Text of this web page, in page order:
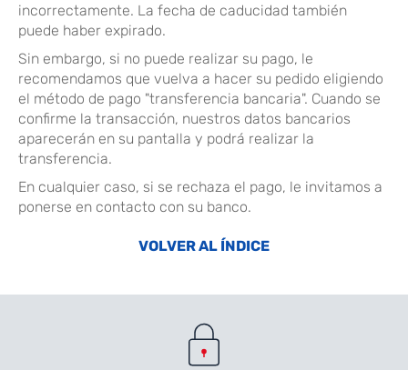
incorrectamente. La fecha de caducidad también
puede haber expirado.
Sin embargo, si no puede realizar su pago, le
recomendamos que vuelva a hacer su pedido eligiendo
el método de pago "transferencia bancaria". Cuando se
confirme la transacción, nuestros datos bancarios
aparecerán en su pantalla y podrá realizar la
transferencia.
En cualquier caso, si se rechaza el pago, le invitamos a
ponerse en contacto con su banco.
VOLVER AL ÍNDICE